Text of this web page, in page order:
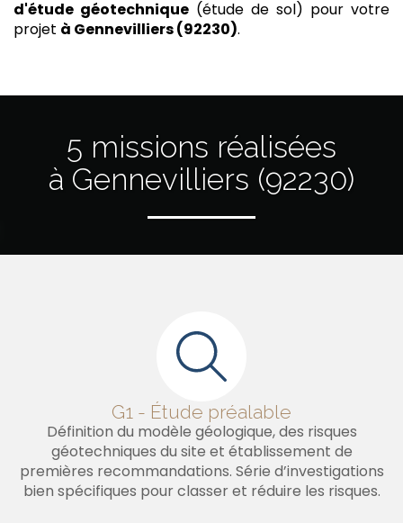
d'étude géotechnique (étude de sol) pour votre
projet à Gennevilliers (92230).
5 missions réalisées
à Gennevilliers (92230)
G1 - Étude préalable
Définition du modèle géologique, des risques
géotechniques du site et établissement de
premières recommandations. Série d’investigations
bien spécifiques pour classer et réduire les risques.